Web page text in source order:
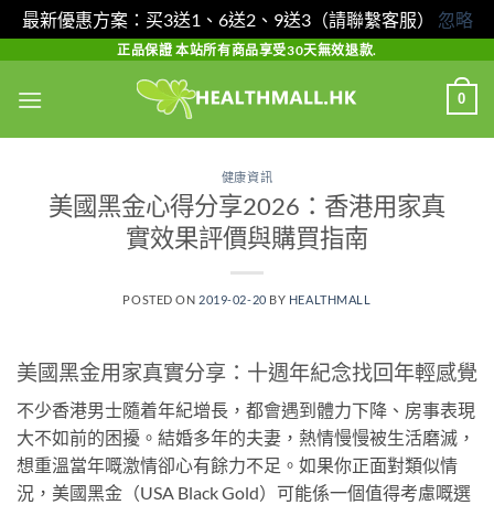
最新優惠方案：买3送1、6送2、9送3（請聯繫客服） 忽略
content
正品保證 本站所有商品享受30天無效退款.
0
健康資訊
美國黑金心得分享2026：香港用家真
實效果評價與購買指南
POSTED ON 2019-02-20 BY HEALTHMALL
美國黑金用家真實分享：十週年紀念找回年輕感覺
不少香港男士隨着年紀增長，都會遇到體力下降、房事表現
大不如前的困擾。結婚多年的夫妻，熱情慢慢被生活磨滅，
想重溫當年嘅激情卻心有餘力不足。如果你正面對類似情
況，美國黑金（USA Black Gold）可能係一個值得考慮嘅選